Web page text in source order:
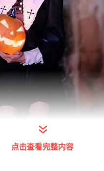
题图 | ©厦门摄影师tyson
点击查看完整内容